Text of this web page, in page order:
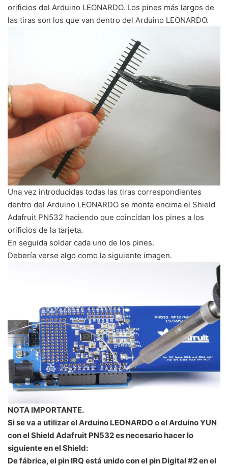
orificios del Arduino LEONARDO. Los pines más largos de
las tiras son los que van dentro del Arduino LEONARDO.
Una vez introducidas todas las tiras correspondientes
dentro del Arduino LEONARDO se monta encima el Shield
Adafruit PN532 haciendo que coincidan los pines a los
orificios de la tarjeta.
En seguida soldar cada uno de los pines.
Debería verse algo como la siguiente imagen.
NOTA IMPORTANTE.
Si se va a utilizar el Arduino LEONARDO o el Arduino YUN
con el Shield Adafruit PN532 es necesario hacer lo
siguiente en el Shield:
De fábrica, el pin IRQ está unido con el pin Digital #2 en el